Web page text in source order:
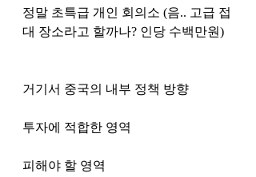
정말 초특급 개인 회의소 (음.. 고급 접
대 장소라고 할까나? 인당 수백만원)
거기서 중국의 내부 정책 방향
투자에 적합한 영역
피해야 할 영역